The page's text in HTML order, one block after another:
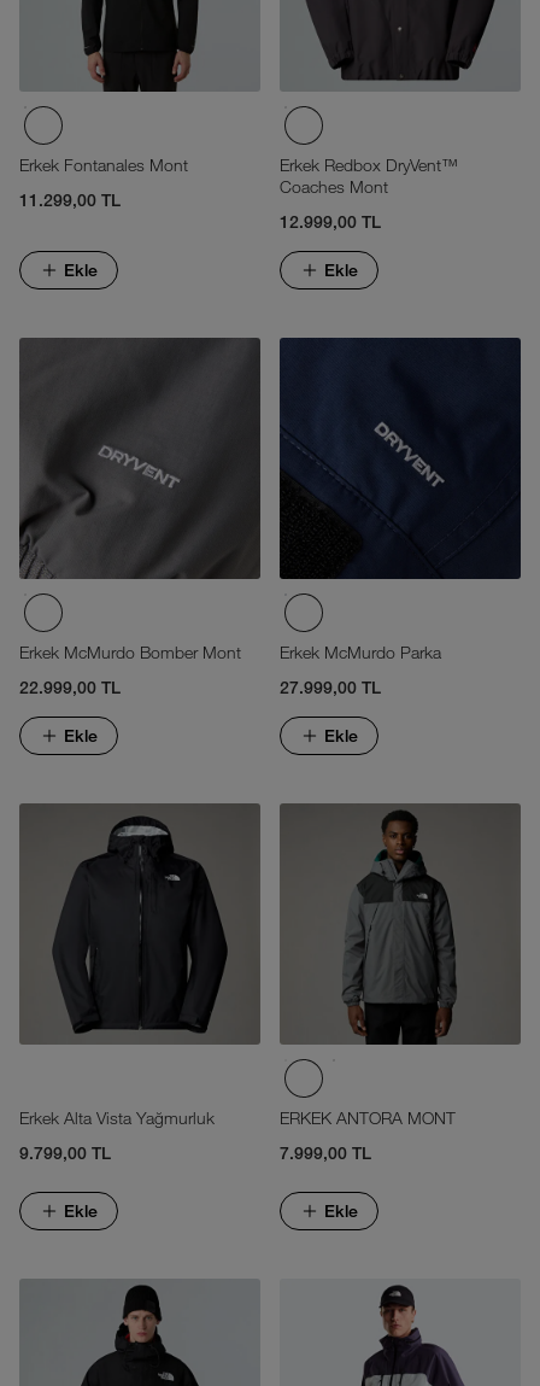
Erkek Fontanales Mont
11.299,00 TL
Ekle
Erkek Redbox DryVent™
Coaches Mont
12.999,00 TL
Ekle
Erkek McMurdo Bomber Mont
22.999,00 TL
Ekle
Erkek McMurdo Parka
27.999,00 TL
Ekle
Erkek Alta Vista Yağmurluk
9.799,00 TL
Ekle
ERKEK ANTORA MONT
7.999,00 TL
Ekle